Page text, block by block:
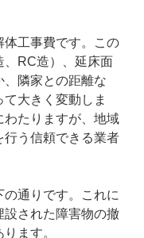
工事費です。この
、RC造）、延床面
隣家との距離な
大きく変動しま
たりますが、地域
う信頼できる業者
通りです。これに
設された障害物の撤
ます。